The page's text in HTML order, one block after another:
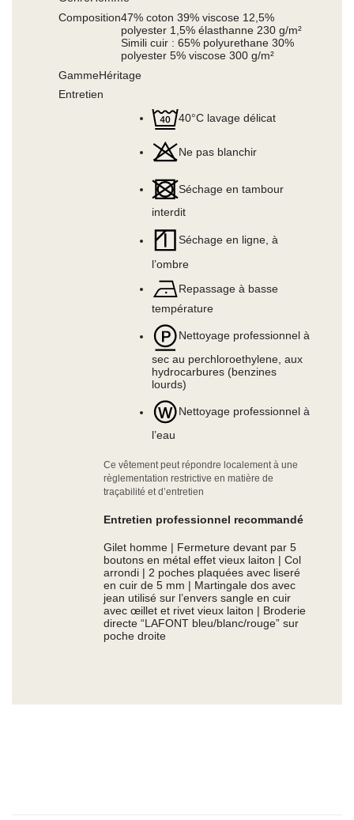
Composition47% coton 39% viscose 12,5%
polyester 1,5% élasthanne 230 g/m²
Simili cuir : 65% polyurethane 30%
polyester 5% viscose 300 g/m²
GammeHéritage
Entretien
40°C lavage délicat
Ne pas blanchir
Séchage en tambour
interdit
Séchage en ligne, à
l’ombre
Repassage à basse
température
Nettoyage professionnel à
sec au perchloroethylene, aux
hydrocarbures (benzines
lourds)
Nettoyage professionnel à
l’eau
Ce vêtement peut répondre localement à une
règlementation restrictive en matière de
traçabilité et d’entretien
Entretien professionnel recommandé
Gilet homme | Fermeture devant par 5
boutons en métal effet vieux laiton | Col
arrondi | 2 poches plaquées avec liseré
en cuir de 5 mm | Martingale dos avec
jean utilisé sur l’envers sangle en cuir
avec œillet et rivet vieux laiton | Broderie
directe “LAFONT bleu/blanc/rouge” sur
poche droite